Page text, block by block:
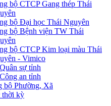
bộ CTCP Gang thép Thái
bộ Đại học Thái Nguyên
bộ Bệnh viện TW Thái
bộ CTCP Kim loại màu Thái
- Vimico
sự tỉnh
an tỉnh
bộ Phường, Xã
thời kỳ